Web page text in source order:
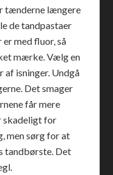
tænderne længere
de tandpastaer
med fluor, så
mærke. Vælg en
af isninger. Undgå
Det smager
får mere
skadeligt for
men sørg for at
tandbørste. Det